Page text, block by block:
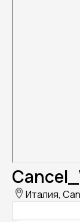
Италия,